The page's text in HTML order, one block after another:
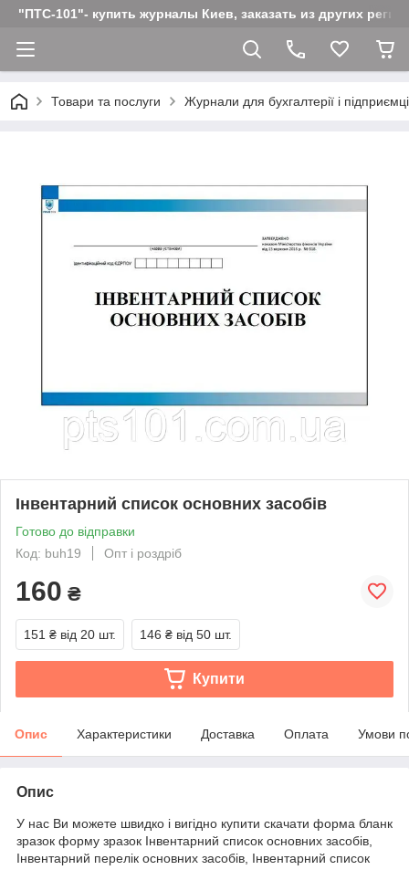
"ПТС-101"- купить журналы Киев, заказать из других
Товари та послуги Журнали для бухгалтерії і
Інвентарний список основних засобів
Готово до відправки
Код: buh19
Опт і роздріб
160 ₴
151 ₴ від 20 шт. 146 ₴ від 50 шт.
Купити
Опис Характеристики Доставка Оплата Умови
Опис
У нас Ви можете швидко і вигідно купити скачати форма бланк
зразок форму зразок Інвентарний список основних засобів,
Інвентарний перелік основних засобів, Інвентарний список